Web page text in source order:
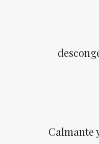
Calmante